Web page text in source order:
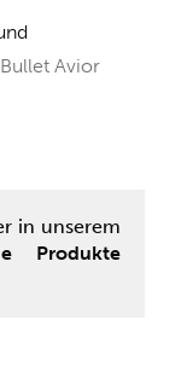
Bullet Avior
in unserem
Produkte